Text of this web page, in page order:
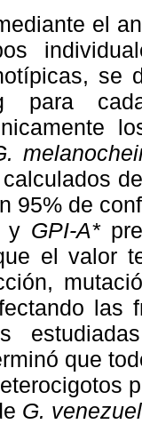
el
se
para
95% de
GPI-A*
el valor
las
que
G.